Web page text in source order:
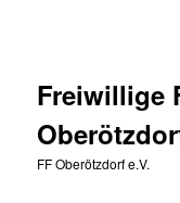
Freiwillige
FF Oberötzdorf e.V.